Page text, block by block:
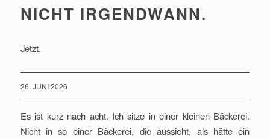
NICHT IRGENDWANN.
Jetzt.
26. JUNI 2026
Es ist kurz nach acht. Ich sitze in einer kleinen Bäckerei.
Nicht in so einer Bäckerei, die aussieht, als hätte ein